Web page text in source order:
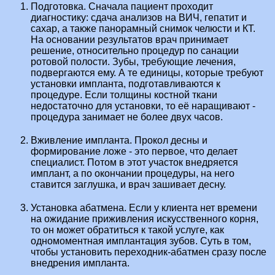
Подготовка. Сначала пациент проходит
диагностику: сдача анализов на ВИЧ, гепатит и
сахар, а также панорамный снимок челюсти и КТ.
На основании результатов врач принимает
решение, относительно процедур по санации
ротовой полости. Зубы, требующие лечения,
подвергаются ему. А те единицы, которые требуют
установки импланта, подготавливаются к
процедуре. Если толщины костной ткани
недостаточно для установки, то её наращивают -
процедура занимает не более двух часов.
Вживление импланта. Прокол десны и
формирование ложе - это первое, что делает
специалист. Потом в этот участок внедряется
имплант, а по окончании процедуры, на него
ставится заглушка, и врач зашивает десну.
Установка абатмена. Если у клиента нет времени
на ожидание приживления искусственного корня,
то он может обратиться к такой услуге, как
одномоментная имплантация зубов. Суть в том,
чтобы установить переходник-абатмен сразу после
внедрения импланта.